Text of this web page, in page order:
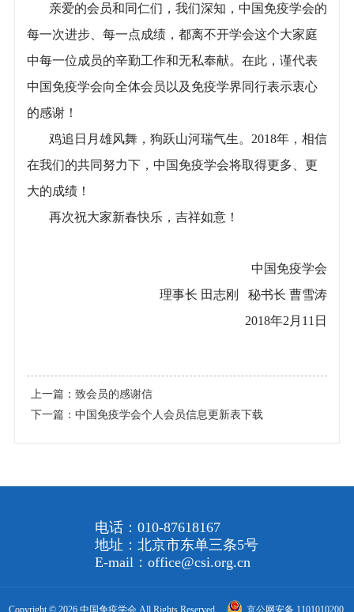
亲爱的会员和同仁们，我们深知，中国免疫学会的
每一次进步、每一点成绩，都离不开学会这个大家庭
中每一位成员的辛勤工作和无私奉献。在此，谨代表
中国免疫学会向全体会员以及免疫学界同行表示衷心
的感谢！
鸡追日月雄风舞，狗跃山河瑞气生。2018年，相信
在我们的共同努力下，中国免疫学会将取得更多、更
大的成绩！
再次祝大家新春快乐，吉祥如意！
中国免疫学会
理事长 田志刚 秘书长 曹雪涛
2018年2月11日
上一篇： 致会员的感谢信
下一篇： 中国免疫学会个人会员信息更新表下载
电话：010-87618167
地址：北京市东单三条5号
E-mail：office@csi.org.cn
Copyright © 2026 中国免疫学会 All Rights Reserved 京公网安备 1101010200